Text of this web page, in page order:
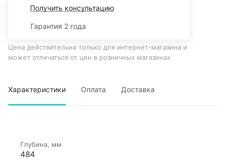
Получить консультацию
Гарантия 2 года
Цена действительна только для интернет-магазина и
может отличаться от цен в розничных магазинах
Характеристики Оплата Доставка
Глубина, мм
484